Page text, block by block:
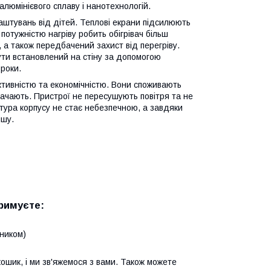
сплаву і нанотехнологій.
від дітей. Теплові екрани підсилюють
нагріву робить обігрівач більш
також передбачений захист від перегріву.
встановлений на стіну за допомогою
та економічністю. Вони споживають
Пристрої не пересушують повітря та не
корпусу не стає небезпечною, а завдяки
і ми зв'яжемося з вами. Також можете